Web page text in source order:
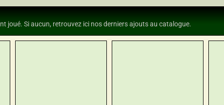
joué. Si aucun, retrouvez ici nos derniers ajouts au catalogue.